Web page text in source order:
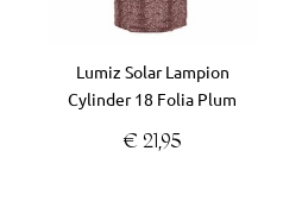
Lumiz Solar Lampion
Cylinder 18 Folia Plum
€ 21,95